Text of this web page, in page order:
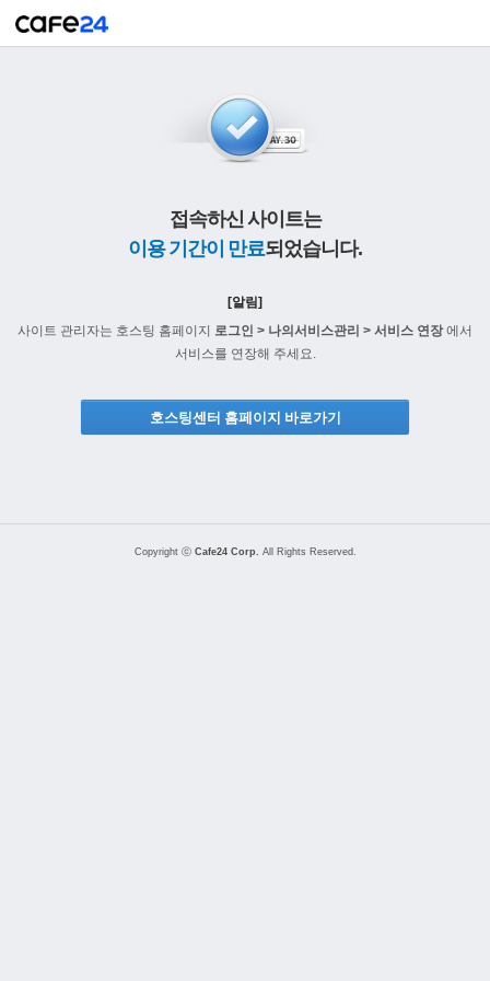
접속하신 사이트는
이용 기간이 만료되었습니다.
[알림]
사이트 관리자는 호스팅 홈페이지 로그인 > 나의서비스관리 > 서비스 연장에서
서비스를 연장해 주세요.
호스팅센터 홈페이지 바로가기
Copyright ⓒ Cafe24 Corp. All Rights Reserved.